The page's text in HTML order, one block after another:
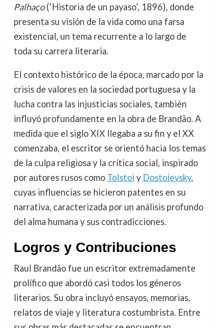
Palhaço(‘Historia de un payaso’, 1896), donde
presenta su visión de la vida como una farsa
existencial, un tema recurrente a lo largo de
toda su carrera literaria.
El contexto histórico de la época, marcado por la
crisis de valores en la sociedad portuguesa y la
lucha contra las injusticias sociales, también
influyó profundamente en la obra de Brandão. A
medida que el siglo XIX llegaba a su fin y el XX
comenzaba, el escritor se orientó hacia los temas
de la culpa religiosa y la crítica social, inspirado
por autores rusos como Tolstoi y Dostoievsky,
cuyas influencias se hicieron patentes en su
narrativa, caracterizada por un análisis profundo
del alma humana y sus contradicciones.
Logros y Contribuciones
Raul Brandão fue un escritor extremadamente
prolífico que abordó casi todos los géneros
literarios. Su obra incluyó ensayos, memorias,
relatos de viaje y literatura costumbrista. Entre